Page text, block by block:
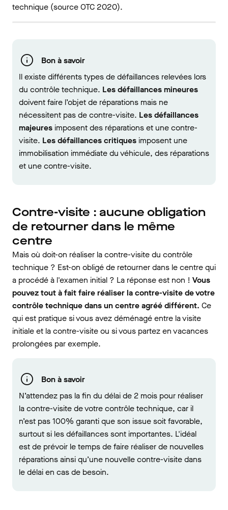
technique (source OTC 2020).
Bon à savoir
Il existe différents types de défaillances relevées lors
du contrôle technique. Les défaillances mineures
doivent faire l’objet de réparations mais ne
nécessitent pas de contre-visite. Les défaillances
majeures imposent des réparations et une contre-
visite. Les défaillances critiques imposent une
immobilisation immédiate du véhicule, des réparations
et une contre-visite.
Contre-visite : aucune obligation
de retourner dans le même
centre
Mais où doit-on réaliser la contre-visite du contrôle
technique ? Est-on obligé de retourner dans le centre qui
a procédé à l'examen initial ? La réponse est non ! Vous
pouvez tout à fait faire réaliser la contre-visite de votre
contrôle technique dans un centre agréé différent. Ce
qui est pratique si vous avez déménagé entre la visite
initiale et la contre-visite ou si vous partez en vacances
prolongées par exemple.
Bon à savoir
N’attendez pas la fin du délai de 2 mois pour réaliser
la contre-visite de votre contrôle technique, car il
n’est pas 100% garanti que son issue soit favorable,
surtout si les défaillances sont importantes. L'idéal
est de prévoir le temps de faire réaliser de nouvelles
réparations ainsi qu’une nouvelle contre-visite dans
le délai en cas de besoin.